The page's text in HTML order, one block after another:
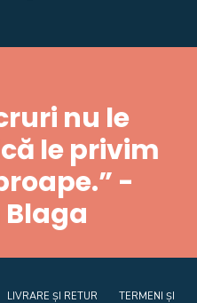
nu le
le privim
-
LIVRARE ȘI RETUR TERMENI ȘI